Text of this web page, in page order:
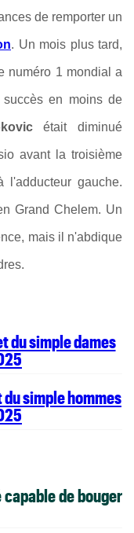
de remporter un
. Un mois plus tard,
numéro 1 mondial a
en moins de
était diminué
avant la troisième
l'adducteur gauche.
Grand Chelem. Un
mais il n'abdique
du simple dames
simple hommes
de bouger